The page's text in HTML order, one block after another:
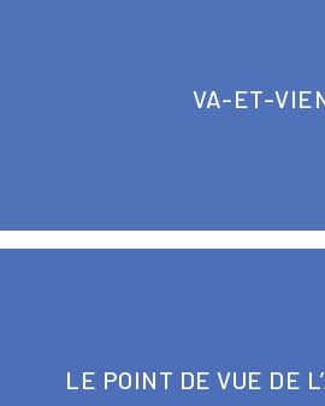
VA-ET-
LE POINT DE VUE DE